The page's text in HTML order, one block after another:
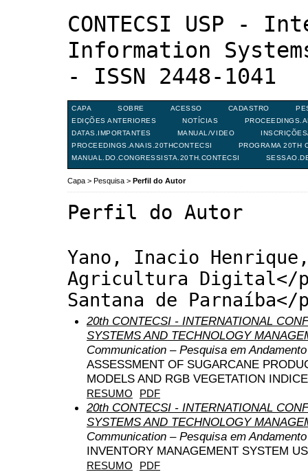
CONTECSI USP -
Information
- ISSN 2448-1041
CAPA SOBRE ACESSO CADASTRO
EDIÇÕES ANTERIORES
NOTÍCIAS
DATAS.IMPORTANTES
MANUAL/VIDEO
PROCEEDINGS.ANAIS.20THCONTECSI
PROGRAMA 20TH
MANUAL.DO.CONGRESSISTA.20TH.CONTECSI
Capa > Pesquisa > Perfil do Autor
Perfil do Autor
Yano, Inacio Henrique,
Agricultura Digital</
Santana de
20th CONTECSI - INTERNATIONAL
SYSTEMS AND TECHNOLOGY
Communication – Pesquisa em
ASSESSMENT OF SUGARCANE
MODELS AND RGB VEGETATION
RESUMO PDF
20th CONTECSI - INTERNATIONAL
SYSTEMS AND TECHNOLOGY
Communication – Pesquisa em
INVENTORY MANAGEMENT SYSTEM
RESUMO PDF